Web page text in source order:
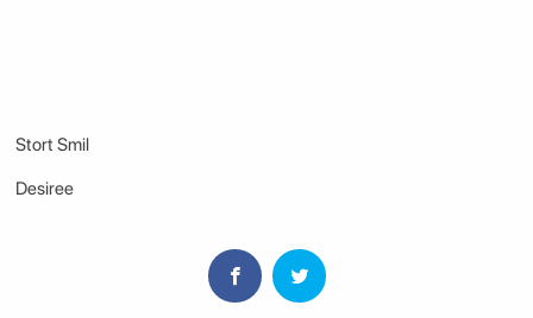
Stort Smil
Desiree